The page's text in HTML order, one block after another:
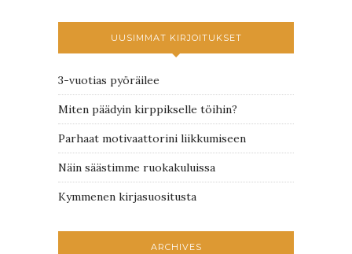
UUSIMMAT KIRJOITUKSET
3-vuotias pyöräilee
Miten päädyin kirppikselle töihin?
Parhaat motivaattorini liikkumiseen
Näin säästimme ruokakuluissa
Kymmenen kirjasuositusta
ARCHIVES